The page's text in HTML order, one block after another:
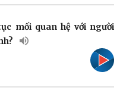
Quân sự - Quốc phòng
Vũ khí
Việt Nam
Phân tích
mối quan hệ với người